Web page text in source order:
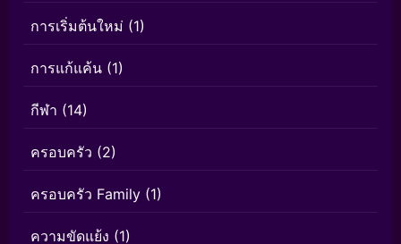
การเริ่มต้นใหม่ (1)
การแก้แค้น (1)
กีฬา (14)
ครอบครัว (2)
ครอบครัว Family (1)
ความขัดแย้ง (1)